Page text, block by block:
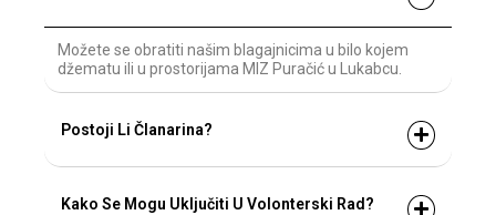
Možete se obratiti našim blagajnicima u bilo kojem
džematu ili u prostorijama MIZ Puračić u Lukabcu.
Postoji Li Članarina?
Kako Se Mogu Uključiti U Volonterski Rad?